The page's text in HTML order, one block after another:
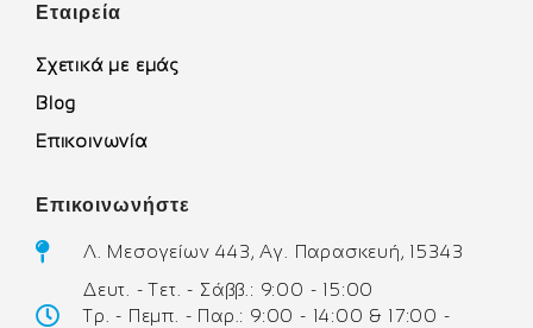
Εταιρεία
Σχετικά με εμάς
Blog
Επικοινωνία
Επικοινωνήστε
Λ. Μεσογείων 443, Αγ. Παρασκευή, 15343
Δευτ. - Τετ. - Σάββ.: 9:00 - 15:00
Τρ. - Πεμπ. - Παρ.: 9:00 - 14:00 & 17:00 -